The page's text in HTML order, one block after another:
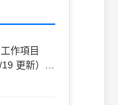
作項目
更新）